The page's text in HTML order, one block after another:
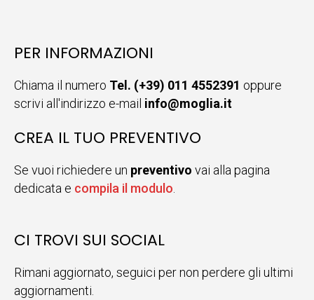
PER INFORMAZIONI
Chiama il numero Tel. (+39) 011 4552391 oppure
scrivi all'indirizzo e-mail info@moglia.it
CREA IL TUO PREVENTIVO
Se vuoi richiedere un preventivo vai alla pagina
dedicata e compila il modulo
CI TROVI SUI SOCIAL
Rimani aggiornato, seguici per non perdere gli ultimi
aggiornamenti.